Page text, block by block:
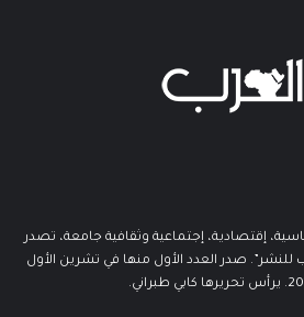
إقتصادية، إجتماعية وثقافية جامعة، تصدر
للنشر”. صدر العدد الأول منها في تشرين الأول